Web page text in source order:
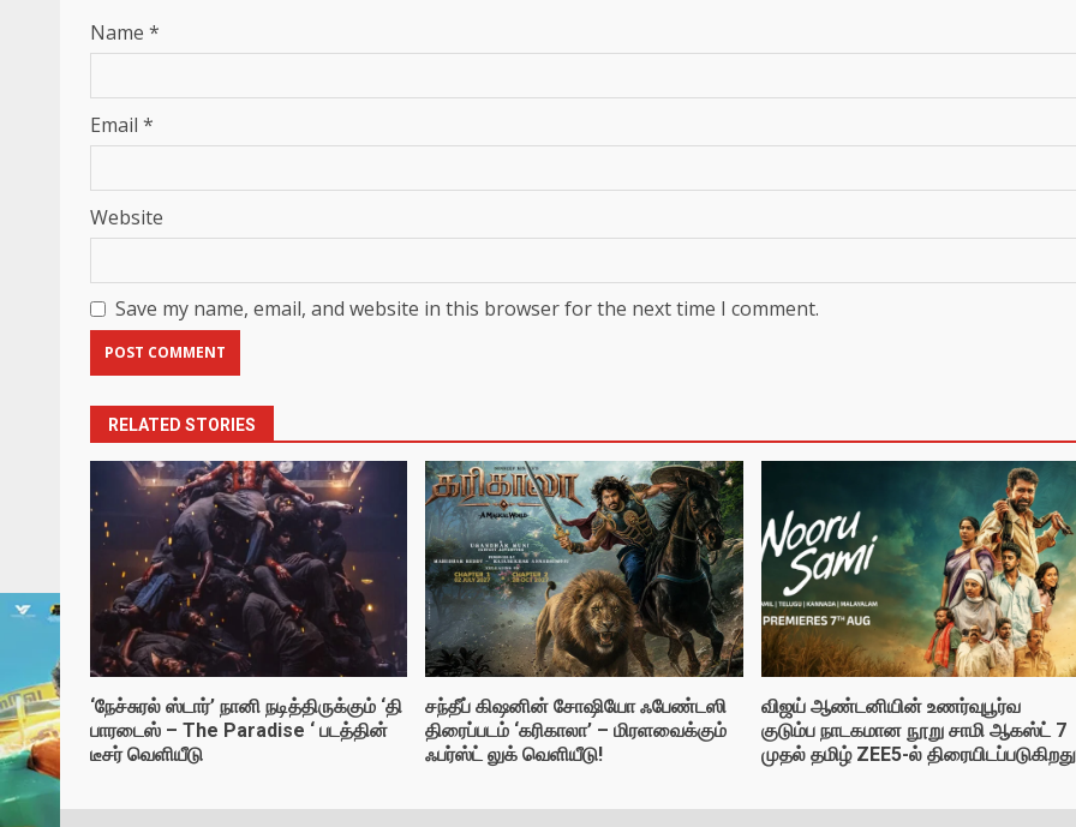
Name *
Email *
Website
Save my name, email, and website in this browser for the next time I comment.
RELATED STORIES
‘நேச்சுரல் ஸ்டார்’ நானி நடித்திருக்கும் ‘தி
பாரடைஸ் – The Paradise ‘ படத்தின்
டீசர் வெளியீடு
சந்தீப் கிஷனின் சோஷியோ ஃபேண்டஸி
திரைப்படம் ‘கரிகாலா’ – மிரளவைக்கும்
ஃபர்ஸ்ட் லுக் வெளியீடு!
விஜய் ஆண்டனியின் உணர்வுபூர்வ
குடும்ப நாடகமான நூறு சாமி ஆகஸ்ட் 7
முதல் தமிழ் ZEE5-ல் திரையிடப்படுகிறது